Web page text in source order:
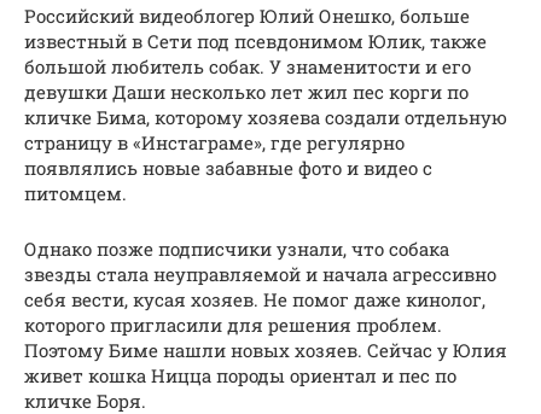
Российский видеоблогер Юлий Онешко, больше
известный в Сети под псевдонимом Юлик, также
большой любитель собак. У знаменитости и его
девушки Даши несколько лет жил пес корги по
кличке Бима, которому хозяева создали отдельную
страницу в «Инстаграме», где регулярно
появлялись новые забавные фото и видео с
питомцем.
Однако позже подписчики узнали, что собака
звезды стала неуправляемой и начала агрессивно
себя вести, кусая хозяев. Не помог даже кинолог,
которого пригласили для решения проблем.
Поэтому Биме нашли новых хозяев. Сейчас у Юлия
живет кошка Ницца породы ориентал и пес по
кличке Боря.